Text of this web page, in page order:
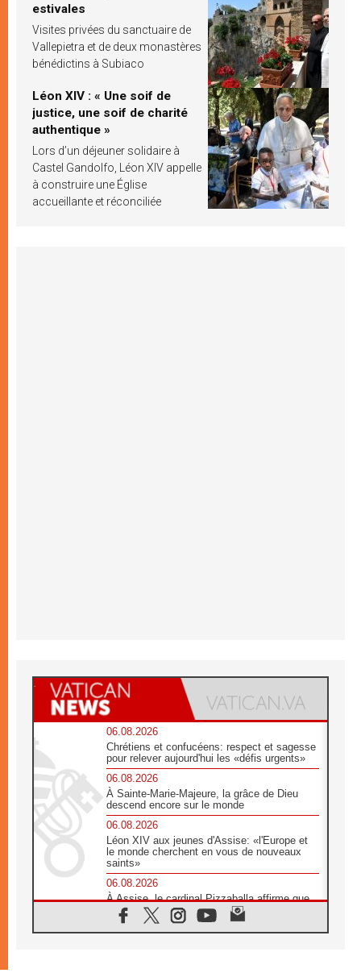
estivales
Visites privées du sanctuaire de
Vallepietra et de deux monastères
bénédictins à Subiaco
Léon XIV : « Une soif de
justice, une soif de charité
authentique »
Lors d’un déjeuner solidaire à
Castel Gandolfo, Léon XIV appelle
à construire une Église
accueillante et réconciliée
06.08.2026
Chrétiens et confucéens: respect et sagesse
pour relever aujourd'hui les «défis urgents»
06.08.2026
À Sainte-Marie-Majeure, la grâce de Dieu
descend encore sur le monde
06.08.2026
Léon XIV aux jeunes d'Assise: «l'Europe et
le monde cherchent en vous de nouveaux
saints»
06.08.2026
À Assise, le cardinal Pizzaballa affirme que
«les chrétiens veulent la paix»
06.08.2026